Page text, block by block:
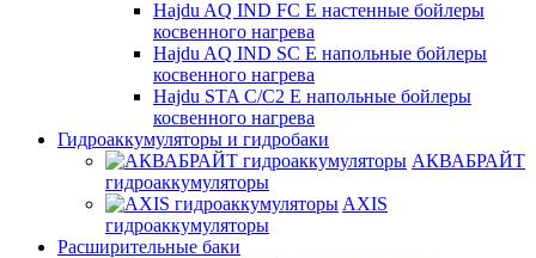
Hajdu AQ IND FC E настенные бойлеры
косвенного нагрева
Hajdu AQ IND SC E напольные бойлеры
косвенного нагрева
Hajdu STA C/C2 E напольные бойлеры
косвенного нагрева
Гидроаккумуляторы и гидробаки
АКВАБРАЙТ
гидроаккумуляторы
AXIS
гидроаккумуляторы
Расширительные баки